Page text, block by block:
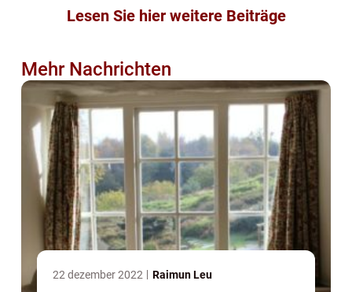
Lesen Sie hier weitere Beiträge
Mehr Nachrichten
22 dezember 2022 Raimun Leu